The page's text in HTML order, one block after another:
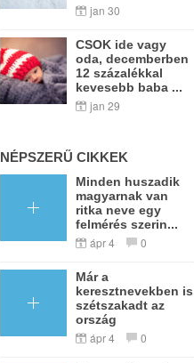
jan 30
CSOK ide vagy
oda, decemberben
12 százalékkal
kevesebb baba ...
jan 29
NÉPSZERŰ CIKKEK
Minden huszadik
magyarnak van
ritka neve egy
felmérés szerin...
ápr 4 0
Már a
keresztnevekben is
szétszakadt az
ország
ápr 4 0